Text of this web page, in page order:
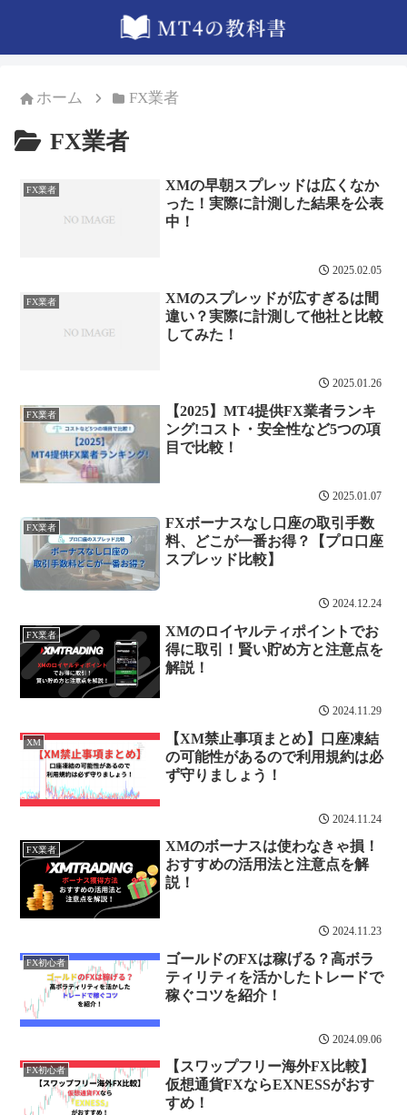
ホーム FX業者
FX業者
FX業者
XMの早朝スプレッドは広くなか
った！実際に計測した結果を公表
中！
2025.02.05
FX業者
XMのスプレッドが広すぎるは間
違い？実際に計測して他社と比較
してみた！
2025.01.26
FX業者
【2025】MT4提供FX業者ランキ
ング!コスト・安全性など5つの項
目で比較！
2025.01.07
FX業者
FXボーナスなし口座の取引手数
料、どこが一番お得？【プロ口座
スプレッド比較】
2024.12.24
FX業者
XMのロイヤルティポイントでお
得に取引！賢い貯め方と注意点を
解説！
2024.11.29
XM
【XM禁止事項まとめ】口座凍結
の可能性があるので利用規約は必
ず守りましょう！
2024.11.24
FX業者
XMのボーナスは使わなきゃ損！
おすすめの活用法と注意点を解
説！
2024.11.23
FX初心者
ゴールドのFXは稼げる？高ボラ
ティリティを活かしたトレードで
稼ぐコツを紹介！
2024.09.06
FX初心者
【スワップフリー海外FX比較】
仮想通貨FXならEXNESSがおす
すめ！